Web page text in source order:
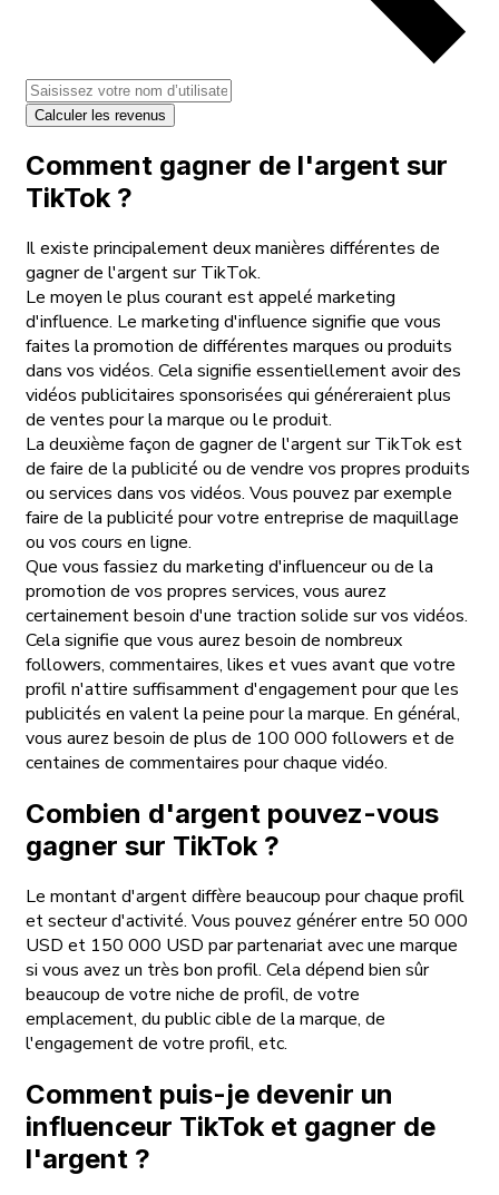
Calculer les revenus
Comment gagner de l'argent sur
TikTok ?
Il existe principalement deux manières différentes de
gagner de l'argent sur TikTok.
Le moyen le plus courant est appelé marketing
d'influence. Le marketing d'influence signifie que vous
faites la promotion de différentes marques ou produits
dans vos vidéos. Cela signifie essentiellement avoir des
vidéos publicitaires sponsorisées qui généreraient plus
de ventes pour la marque ou le produit.
La deuxième façon de gagner de l'argent sur TikTok est
de faire de la publicité ou de vendre vos propres produits
ou services dans vos vidéos. Vous pouvez par exemple
faire de la publicité pour votre entreprise de maquillage
ou vos cours en ligne.
Que vous fassiez du marketing d'influenceur ou de la
promotion de vos propres services, vous aurez
certainement besoin d'une traction solide sur vos vidéos.
Cela signifie que vous aurez besoin de nombreux
followers, commentaires, likes et vues avant que votre
profil n'attire suffisamment d'engagement pour que les
publicités en valent la peine pour la marque. En général,
vous aurez besoin de plus de 100 000 followers et de
centaines de commentaires pour chaque vidéo.
Combien d'argent pouvez-vous
gagner sur TikTok ?
Le montant d'argent diffère beaucoup pour chaque profil
et secteur d'activité. Vous pouvez générer entre 50 000
USD et 150 000 USD par partenariat avec une marque
si vous avez un très bon profil. Cela dépend bien sûr
beaucoup de votre niche de profil, de votre
emplacement, du public cible de la marque, de
l'engagement de votre profil, etc.
Comment puis-je devenir un
influenceur TikTok et gagner de
l'argent ?